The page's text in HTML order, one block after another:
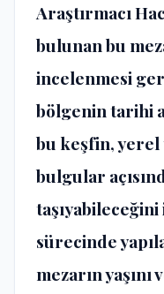
Araştırmacı
bulunan bu
incelenmesi
bölgenin tarihi
bu keşfin,
bulgular
taşıyabileceğini
sürecinde
mezarın